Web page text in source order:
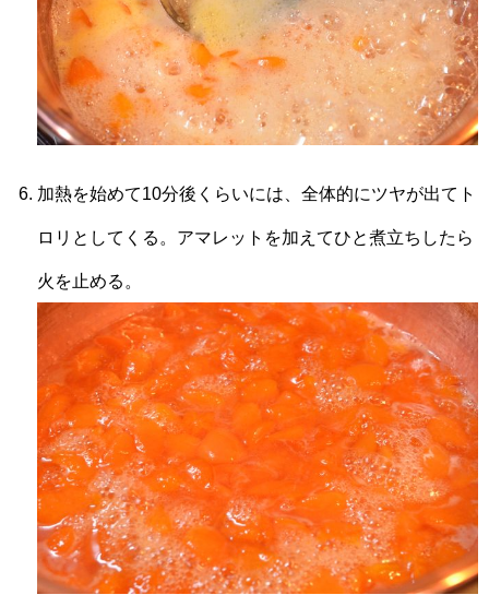
加熱を始めて10分後くらいには、全体的にツヤが出てト
ロリとしてくる。アマレットを加えてひと煮立ちしたら
火を止める。